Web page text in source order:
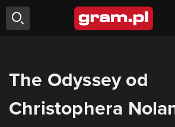
The Odyssey od
Christophera